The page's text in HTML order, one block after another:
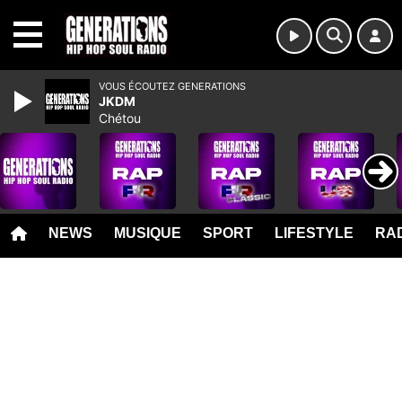
NEWS MUSIQUE SPORT LIFESTYLE
VOUS ÉCOUTEZ GENERATIONS
JKDM
Chétou